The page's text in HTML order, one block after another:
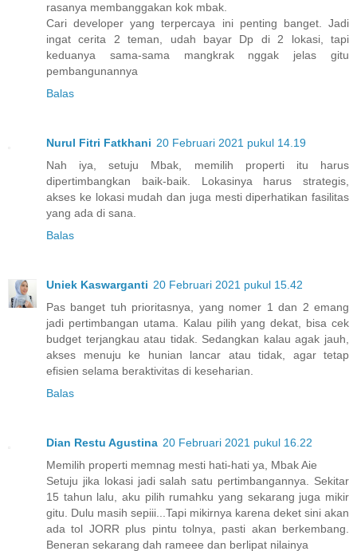
rasanya membanggakan kok mbak.
Cari developer yang terpercaya ini penting banget. Jadi
ingat cerita 2 teman, udah bayar Dp di 2 lokasi, tapi
keduanya sama-sama mangkrak nggak jelas gitu
pembangunannya
Balas
Nurul Fitri Fatkhani 20 Februari 2021 pukul 14.19
Nah iya, setuju Mbak, memilih properti itu harus
dipertimbangkan baik-baik. Lokasinya harus strategis,
akses ke lokasi mudah dan juga mesti diperhatikan fasilitas
yang ada di sana.
Balas
Uniek Kaswarganti 20 Februari 2021 pukul 15.42
Pas banget tuh prioritasnya, yang nomer 1 dan 2 emang
jadi pertimbangan utama. Kalau pilih yang dekat, bisa cek
budget terjangkau atau tidak. Sedangkan kalau agak jauh,
akses menuju ke hunian lancar atau tidak, agar tetap
efisien selama beraktivitas di keseharian.
Balas
Dian Restu Agustina 20 Februari 2021 pukul 16.22
Memilih properti memnag mesti hati-hati ya, Mbak Aie
Setuju jika lokasi jadi salah satu pertimbangannya. Sekitar
15 tahun lalu, aku pilih rumahku yang sekarang juga mikir
gitu. Dulu masih sepiii...Tapi mikirnya karena deket sini akan
ada tol JORR plus pintu tolnya, pasti akan berkembang.
Beneran sekarang dah rameee dan berlipat nilainya